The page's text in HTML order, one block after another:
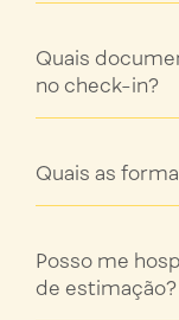
Quais
no check-in?
Quais as
Posso me
de estimação?